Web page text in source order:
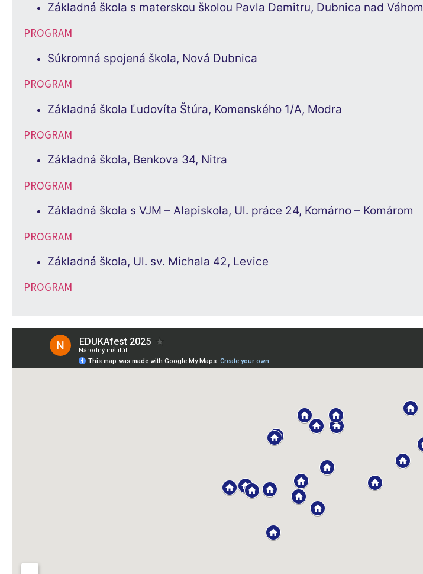
Základná škola s materskou školou Pavla Demitru, Dubnica nad Váhom
PROGRAM
Súkromná spojená škola, Nová Dubnica
PROGRAM
Základná škola Ľudovíta Štúra, Komenského 1/A, Modra
PROGRAM
Základná škola, Benkova 34, Nitra
PROGRAM
Základná škola s VJM – Alapiskola, Ul. práce 24, Komárno – Komárom
PROGRAM
Základná škola, Ul. sv. Michala 42, Levice
PROGRAM